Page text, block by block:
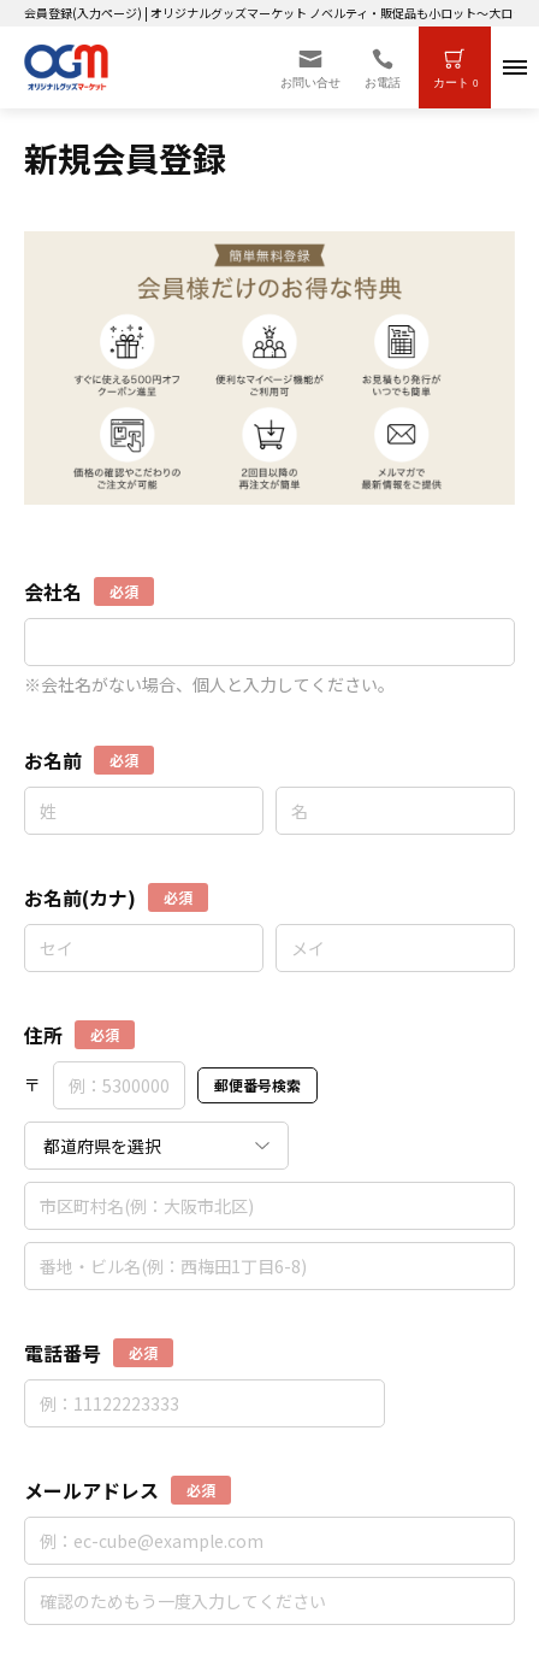
会員登録(入力ページ) | オリジナルグッズマーケット ノベルティ・販促品も小ロット～大ロッ
お問い合せ お電話 カート 0
新規会員登録
会社名 必須
※会社名がない場合、個人と入力してください。
お名前 必須
お名前(カナ) 必須
住所 必須
〒 郵便番号検索
電話番号 必須
メールアドレス 必須